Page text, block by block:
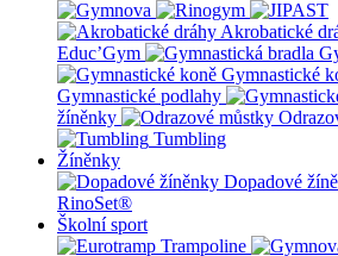
Akrobatické
Educ’Gym
Gymnastické
Gymnastické podlahy
žíněnky
Tumbling
Žíněnky
Dopadové
RinoSet®
Školní sport